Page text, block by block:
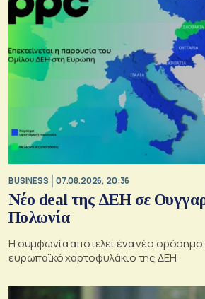
BUSINESS 07.08.2026, 20:36
Νέο deal της ΔΕΗ σε
Πολωνία
Η συμφωνία αποτελεί ένα νέο ορόσημο
ευρωπαϊκό χαρτοφυλάκιο της ΔΕΗ